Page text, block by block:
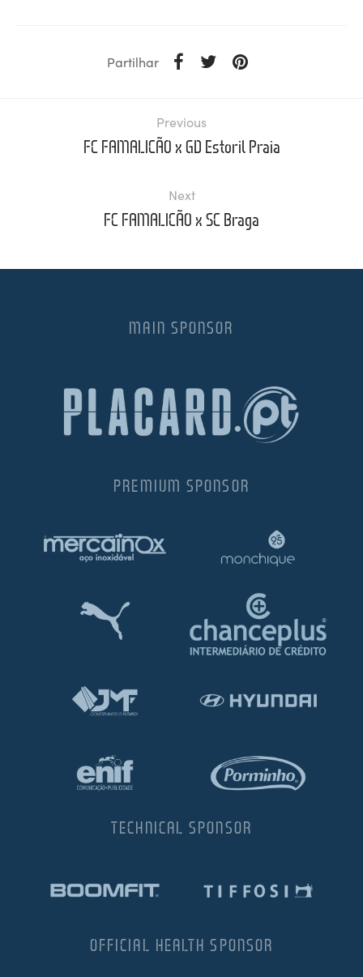
Partilhar
Previous
FC FAMALICÃO x GD Estoril Praia
Next
FC FAMALICÃO x SC Braga
MAIN SPONSOR
PREMIUM SPONSOR
TECHNICAL SPONSOR
OFFICIAL HEALTH SPONSOR